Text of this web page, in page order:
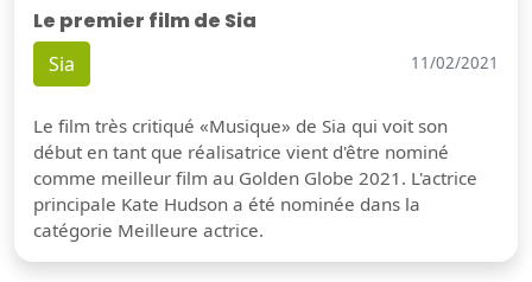
Le premier film de Sia
Sia 11/02/2021
Le film très critiqué «Musique» de Sia qui voit son
début en tant que réalisatrice vient d'être nominé
comme meilleur film au Golden Globe 2021. L'actrice
principale Kate Hudson a été nominée dans la
catégorie Meilleure actrice.